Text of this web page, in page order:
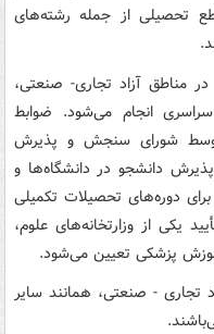
تحصیلی از جمله رشته‌های
مناطق آزاد تجاری- صنعتی،
سراسری انجام می‌شود. ضوابط
توسط شورای سنجش و پذیرش
سنجش و پذیرش دانشجو در دانشگاه‌ها و
آموزش عالی کشور مصوب 1392 و برای دوره‌های تحصیلات تکمیلی
یکی از وزارتخانه‌های علوم،
پزشکی تعیین می‌شود.
تجاری - صنعتی، همانند سایر